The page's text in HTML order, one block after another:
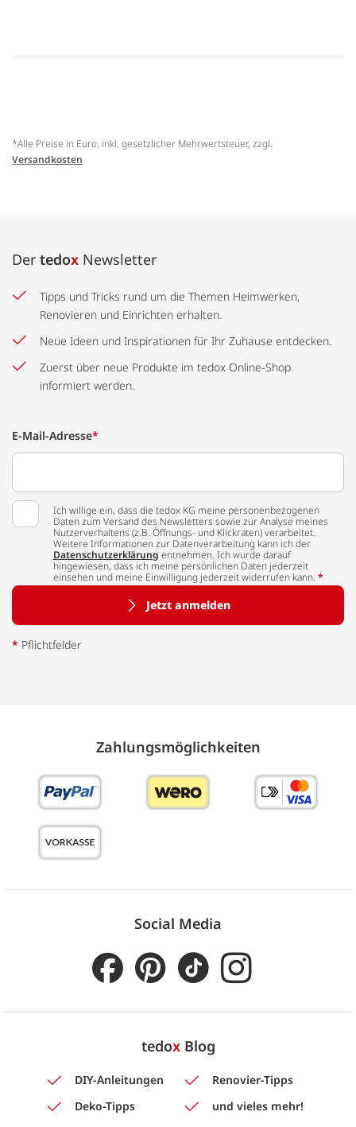
*Alle Preise in Euro, inkl. gesetzlicher Mehrwertsteuer, zzgl.
Versandkosten
Der tedox Newsletter
Tipps und Tricks rund um die Themen Heimwerken,
Renovieren und Einrichten erhalten.
Neue Ideen und Inspirationen für Ihr Zuhause entdecken.
Zuerst über neue Produkte im tedox Online-Shop
informiert werden.
E-Mail-Adresse*
Ich willige ein, dass die tedox KG meine personenbezogenen
Daten zum Versand des Newsletters sowie zur Analyse meines
Nutzerverhaltens (z.B. Öffnungs- und Klickraten) verarbeitet.
Weitere Informationen zur Datenverarbeitung kann ich der
Datenschutzerklärung entnehmen. Ich wurde darauf
hingewiesen, dass ich meine persönlichen Daten jederzeit
einsehen und meine Einwilligung jederzeit widerrufen kann. *
Jetzt anmelden
* Pflichtfelder
Zahlungs­möglich­keiten
Social Media
tedoxBlog
DIY-Anleitungen
Renovier-Tipps
Deko-Tipps
und vieles mehr!